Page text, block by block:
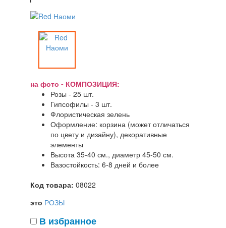
на фото - КОМПОЗИЦИЯ:
Розы - 25 шт.
Гипсофилы - 3 шт.
Флористическая зелень
Оформление: корзина (может отличаться
по цвету и дизайну), декоративные
элементы
Высота 35-40 см., диаметр 45-50 см.
Вазостойкость: 6-8 дней и более
Код товара: 08022
это РОЗЫ
В избранное